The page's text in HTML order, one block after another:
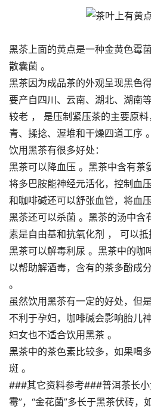
黑茶上面的黄点是一种金黄色霉
散囊菌 。
黑茶因为成品茶的外观呈现黑色
要产自四川、云南、湖北、湖南
较老 ， 是压制紧压茶的主要原
青、揉捻、渥堆和干燥四道工序 。
饮用黑茶有很多好处：
黑茶可以降血压 。黑茶中含有茶
将多巴胺能神经元活化，控制血
和咖啡碱还可以舒张血管，将血压
黑茶还可以杀菌 。黑茶的汤中含
素是自由基和抗氧化剂 ， 可以抵
黑茶可以解毒利尿 。黑茶中的咖
以帮助解酒毒，含有的茶多酚成
。
虽然饮用黑茶有一定的好处，但
不利于孕妇，咖啡碱会影响胎儿
妇女也不适合饮用黑茶 。
黑茶中的茶色素比较多，如果喝
斑 。
###其它资料参考###普洱茶长
霉”，“金花菌”多长于黑茶伏砖，